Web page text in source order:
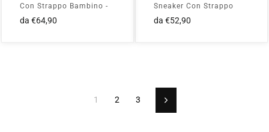
Con Strappo Bambino -
J56LBD05411 Blu
da €64,90
Sneaker Con Strappo
Bambino - B566GE022BC
Green/Navy
da €52,90
1 2 3 Successivo